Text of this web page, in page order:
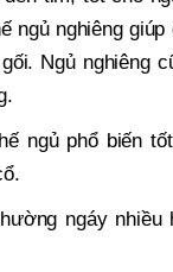
ngủ nghiêng
Ngủ nghiêng
ngủ phổ biến
ngáy